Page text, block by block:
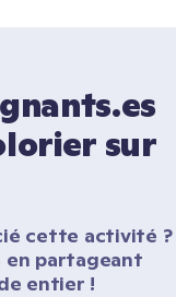
sur
cette activité ?
en partageant
entier !